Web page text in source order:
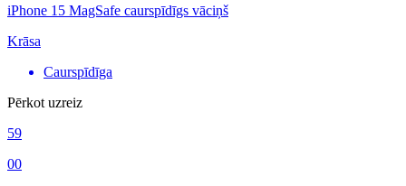
iPhone 15 MagSafe caurspīdīgs vāciņš
Krāsa
Caurspīdīga
Pērkot uzreiz
59
00